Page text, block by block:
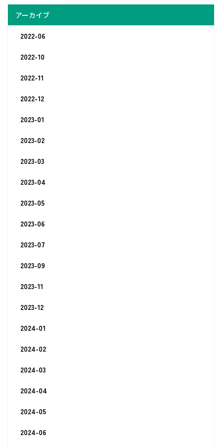
アーカイブ
2022-06
2022-10
2022-11
2022-12
2023-01
2023-02
2023-03
2023-04
2023-05
2023-06
2023-07
2023-09
2023-11
2023-12
2024-01
2024-02
2024-03
2024-04
2024-05
2024-06